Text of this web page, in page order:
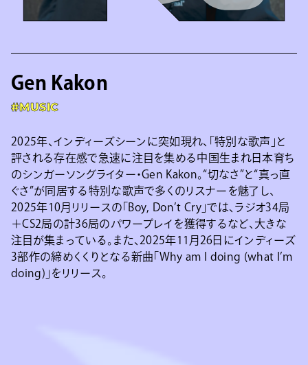
Gen Kakon
#MUSIC
2025年、インディーズシーンに突如現れ、「特別な歌声」と
評される存在感で急速に注目を集める中国生まれ日本育ち
のシンガーソングライター・Gen Kakon。“切なさ”と“真っ直
ぐさ”が同居する特別な歌声で多くのリスナーを魅了し、
2025年10月リリースの「Boy, Don’t Cry」では、ラジオ34局
＋CS2局の計36局のパワープレイを獲得するなど、大きな
注目が集まっている。また、2025年11月26日にインディーズ
3部作の締めくくりとなる新曲「Why am I doing (what I’m
doing)」をリリース。